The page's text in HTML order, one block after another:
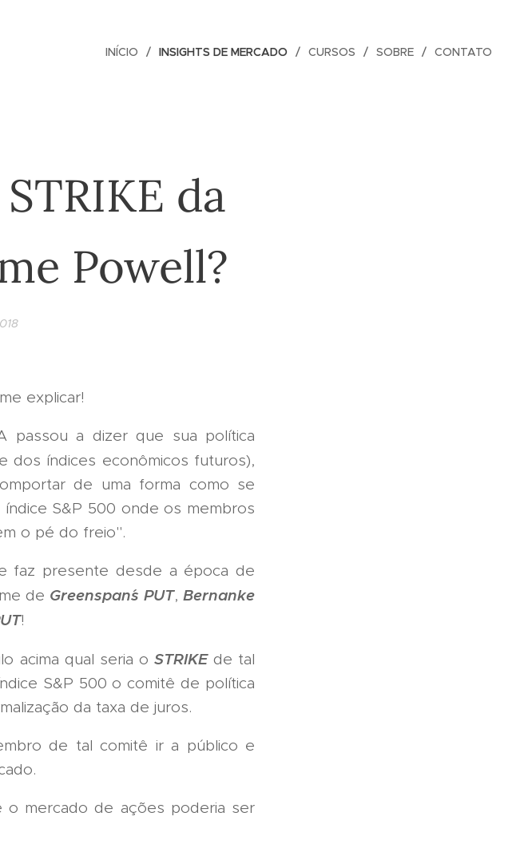
INÍCIO INSIGHTS DE MERCADO CURSOS SOBRE CONTATO
da
Powell?
explicar!
passou a dizer que sua política
dos índices econômicos futuros),
de uma forma como se
S&P 500 onde os membros
o pé do freio".
faz presente desde a época de
de Greenspan´s PUT,Bernanke
!
acima qual seria o STRIKEde tal
S&P 500 o comitê de política
da taxa de juros.
de tal comitê ir a público e
o mercado de ações poderia ser